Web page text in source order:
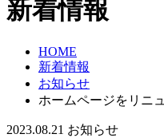
新着情報
HOME
新着情報
お知らせ
ホームページをリニ
2023.08.21 お知らせ